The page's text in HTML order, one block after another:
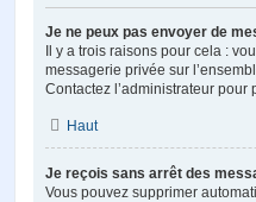
Je ne peux pas envoyer de
Il y a trois raisons pour cela :
messagerie privée sur
Contactez l’administrateur pour
Haut
Je reçois sans arrêt des
Vous pouvez supprimer